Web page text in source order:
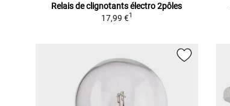
Relais de clignotants électro 2pôles
17,99 €1